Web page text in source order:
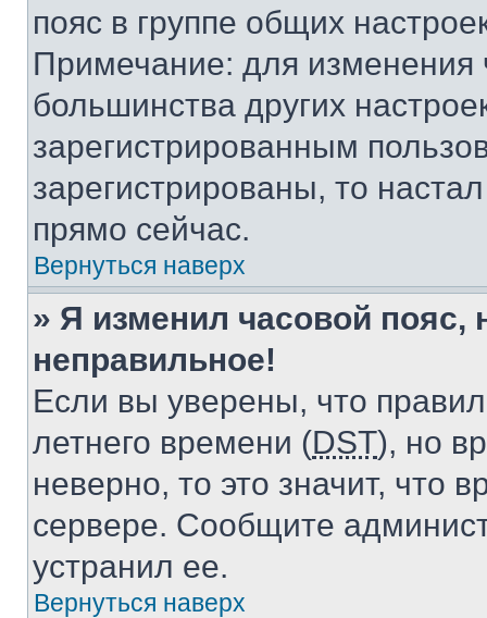
пояс в группе общих
Примечание: для изменения
большинства других
зарегистрированным
зарегистрированы, то
прямо сейчас.
Вернуться наверх
» Я изменил часовой пояс,
неправильное!
Если вы уверены, что
летнего времени (DST), но
неверно, то это значит, что
сервере. Сообщите
устранил ее.
Вернуться наверх